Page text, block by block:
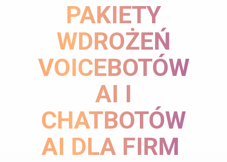
PAKIETY
WDROŻEŃ
VOICEBOTÓW
AI I
CHATBOTÓW
AI DLA FIRM